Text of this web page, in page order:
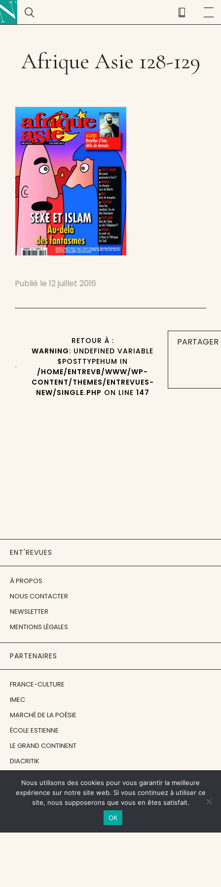
Afrique Asie 128-129
Publié le 12 juillet 2016
RETOUR À :
WARNING: UNDEFINED VARIABLE
$POSTTYPEHUM IN
/HOME/ENTREVB/WWW/WP-
CONTENT/THEMES/ENTREVUES-
NEW/SINGLE.PHP ON LINE 147
ENT'REVUES
À PROPOS
NOUS CONTACTER
NEWSLETTER
MENTIONS LÉGALES
PARTENAIRES
FRANCE-CULTURE
IMEC
MARCHÉ DE LA POÉSIE
ÉCOLE ESTIENNE
LE GRAND CONTINENT
DIACRITIK
NOS SOUTIENS
CENTRE NATIONAL DU LIVRE
Nous utilisons des cookies pour vous garantir la meilleure
expérience sur notre site web. Si vous continuez à utiliser ce
site, nous supposerons que vous en êtes satisfait.
OK